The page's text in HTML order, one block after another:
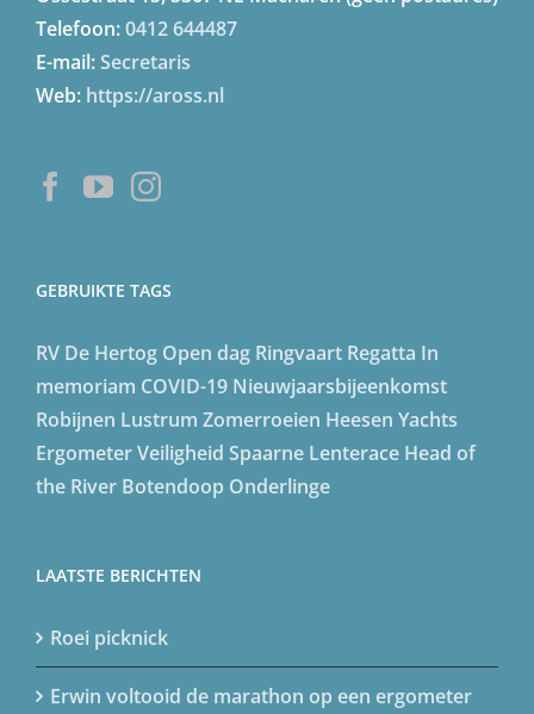
Telefoon:0412 644487
E-mail:Secretaris
Web: https://aross.nl
GEBRUIKTE TAGS
RV De Hertog Open dag Ringvaart Regatta In
memoriam COVID-19 Nieuwjaarsbijeenkomst
Robijnen Lustrum Zomerroeien Heesen Yachts
ErgometerVeiligheid Spaarne Lenterace Head of
the River Botendoop Onderlinge
LAATSTE BERICHTEN
Roei picknick
Erwin voltooid de marathon op een ergometer